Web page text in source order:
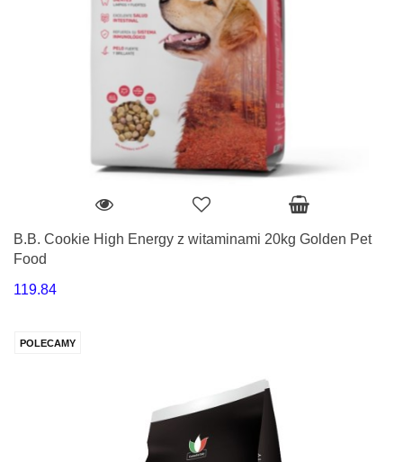
B.B. Cookie High Energy z witaminami 20kg Golden Pet
Food
119.84
POLECAMY